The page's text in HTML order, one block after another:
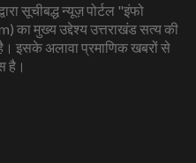
सूचीबद्ध न्यूज़ पोर्टल "इंफो
मुख्य उद्देश्य उत्तराखंड सत्य की
इसके अलावा प्रमाणिक खबरों से
है।